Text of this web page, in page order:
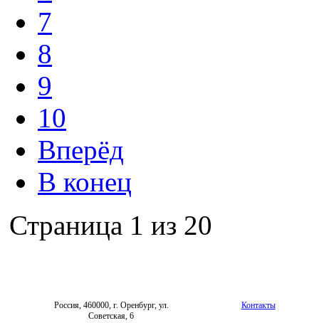
7
8
9
10
Вперёд
В конец
Страница 1 из 20
Россия, 460000, г. Оренбург, ул.
Советская, 6
Контакты